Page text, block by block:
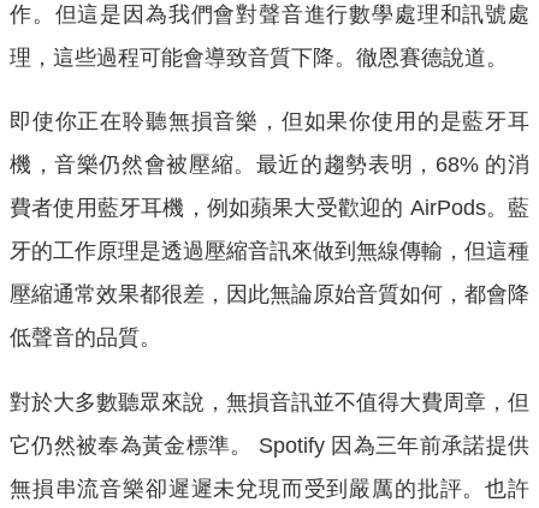
作。但這是因為我們會對聲音進行數學處理和訊號處
理，這些過程可能會導致音質下降。徹恩賽德說道。
即使你正在聆聽無損音樂，但如果你使用的是藍牙耳
機，音樂仍然會被壓縮。最近的趨勢表明，68% 的消
費者使用藍牙耳機，例如蘋果大受歡迎的 AirPods。藍
牙的工作原理是透過壓縮音訊來做到無線傳輸，但這種
壓縮通常效果都很差，因此無論原始音質如何，都會降
低聲音的品質。
對於大多數聽眾來說，無損音訊並不值得大費周章，但
它仍然被奉為黃金標準。 Spotify 因為三年前承諾提供
無損串流音樂卻遲遲未兌現而受到嚴厲的批評。也許